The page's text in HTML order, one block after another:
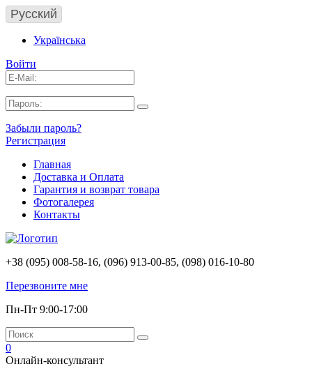
Русский
Українська
Войти
Забыли пароль?
Регистрация
Главная
Доставка и Оплата
Гарантия и возврат товара
Фотогалерея
Контакты
+38 (095) 008-58-16, (096) 913-00-85, (098) 016-10-80
Перезвоните мне
Пн-Пт 9:00-17:00
0
Онлайн-консультант